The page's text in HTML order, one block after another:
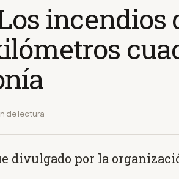
incendios
de lectura
divulgado por la